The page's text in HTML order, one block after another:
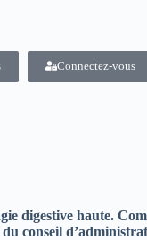
Connectez-vous
digestive haute.
conseil